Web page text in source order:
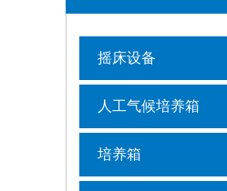
摇床设备
人工气候培养箱
培养箱